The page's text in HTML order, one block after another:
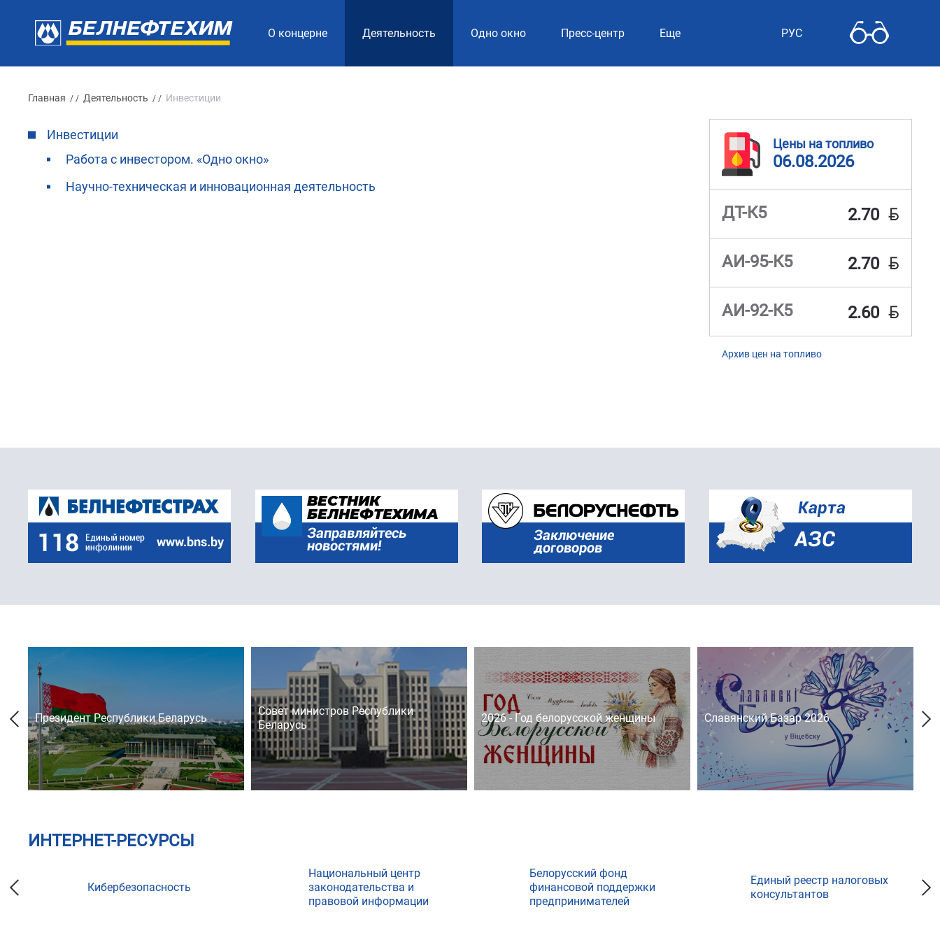
О концерне Деятельность Одно окно Пресс-центр Еще РУС
Главная / / Деятельность / / Инвестиции
Инвестиции
Работа с инвестором. «Одно окно»
Научно-техническая и инновационная деятельность
Цены на топливо
06.08.2026
ДТ-К5 2.70 BYN
АИ-95-К5 2.70 BYN
АИ-92-К5 2.60 BYN
Архив цен на топливо
Президент Республики Беларусь
Совет министров Республики
Беларусь
2026 - Год белорусской женщины Славянский Базар 2026
ИНТЕРНЕТ-РЕСУРСЫ
Кибербезопасность
Национальный центр
законодательства и
правовой информации
Белорусский фонд
финансовой поддержки
предпринимателей
Единый реестр налоговых
консультантов